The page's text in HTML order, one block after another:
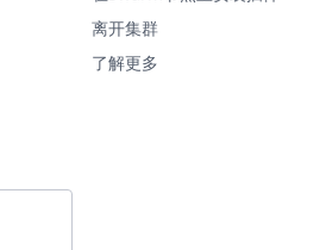
离开集群
了解更多